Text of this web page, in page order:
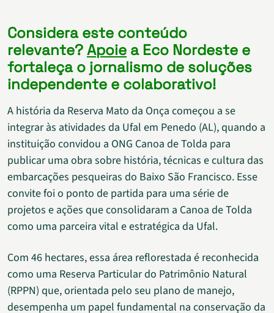
Considera este conteúdo
relevante?Apoie a Eco Nordeste e
fortaleça o jornalismo de soluções
independente e colaborativo!
A história da Reserva Mato da Onça começou a se
integrar às atividades da Ufal em Penedo (AL), quando a
instituição convidou a ONG Canoa de Tolda para
publicar uma obra sobre história, técnicas e cultura das
embarcações pesqueiras do Baixo São Francisco. Esse
convite foi o ponto de partida para uma série de
projetos e ações que consolidaram a Canoa de Tolda
como uma parceira vital e estratégica da Ufal.
Com 46 hectares, essa área reflorestada é reconhecida
como uma Reserva Particular do Patrimônio Natural
(RPPN) que, orientada pelo seu plano de manejo,
desempenha um papel fundamental na conservação da